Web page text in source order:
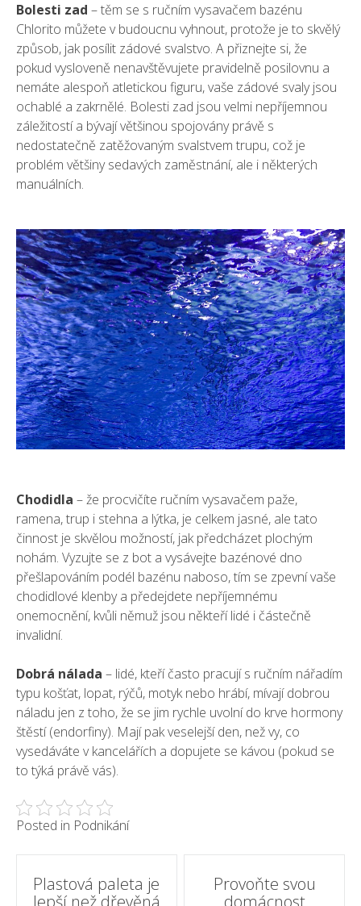
Bolesti zad – těm se s ručním vysavačem bazénu
Chlorito můžete v budoucnu vyhnout, protože je to skvělý
způsob, jak posílit zádové svalstvo. A přiznejte si, že
pokud vysloveně nenavštěvujete pravidelně posilovnu a
nemáte alespoň atletickou figuru, vaše zádové svaly jsou
ochablé a zakrnělé. Bolesti zad jsou velmi nepříjemnou
záležitostí a bývají většinou spojovány právě s
nedostatečně zatěžovaným svalstvem trupu, což je
problém většiny sedavých zaměstnání, ale i některých
manuálních.
Chodidla – že procvičíte ručním vysavačem paže,
ramena, trup i stehna a lýtka, je celkem jasné, ale tato
činnost je skvělou možností, jak předcházet plochým
nohám. Vyzujte se z bot a vysávejte bazénové dno
přešlapováním podél bazénu naboso, tím se zpevní vaše
chodidlové klenby a předejdete nepříjemnému
onemocnění, kvůli němuž jsou někteří lidé i částečně
invalidní.
Dobrá nálada – lidé, kteří často pracují s ručním nářadím
typu košťat, lopat, rýčů, motyk nebo hrábí, mívají dobrou
náladu jen z toho, že se jim rychle uvolní do krve hormony
štěstí (endorfiny). Mají pak veselejší den, než vy, co
vysedáváte v kancelářích a dopujete se kávou (pokud se
to týká právě vás).
Posted in Podnikání
Post
Plastová paleta je
lepší než dřevěná
Provoňte svou
domácnost